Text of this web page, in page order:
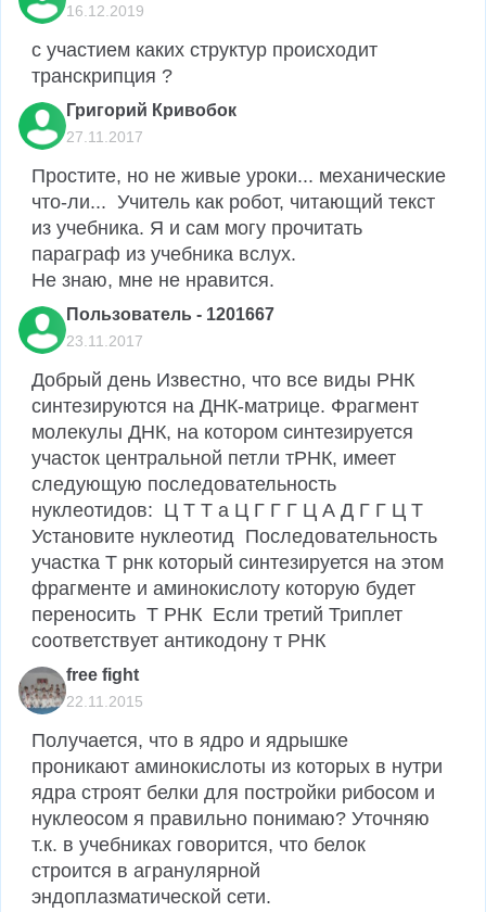
16.12.2019
с участием каких структур происходит
транскрипция ?
Григорий Кривобок
27.11.2017
Простите, но не живые уроки... механические
что-ли...  Учитель как робот, читающий текст
из учебника. Я и сам могу прочитать
параграф из учебника вслух.
Не знаю, мне не нравится.
Пользователь - 1201667
23.11.2017
Добрый день Известно, что все виды РНК
синтезируются на ДНК-матрице. Фрагмент
молекулы ДНК, на котором синтезируется
участок центральной петли тРНК, имеет
следующую последовательность
нуклеотидов:  Ц Т Т а Ц Г Г Г Ц А Д Г Г Ц Т
Установите нуклеотид  Последовательность
участка Т рнк который синтезируется на этом
фрагменте и аминокислоту которую будет
переносить  Т РНК  Если третий Триплет
соответствует антикодону т РНК
free fight
22.11.2015
Получается, что в ядро и ядрышке
проникают аминокислоты из которых в нутри
ядра строят белки для постройки рибосом и
нуклеосом я правильно понимаю? Уточняю
т.к. в учебниках говорится, что белок
строится в агранулярной
эндоплазматической сети.